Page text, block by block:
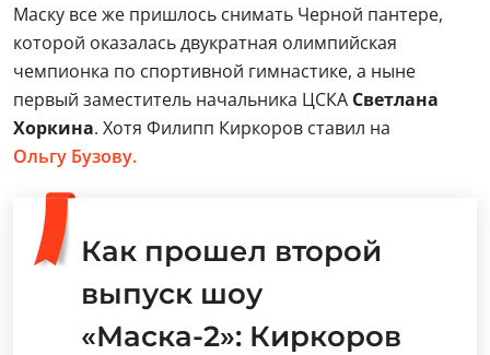
Маску все же пришлось снимать Черной пантере,
которой оказалась двукратная олимпийская
чемпионка по спортивной гимнастике, а ныне
первый заместитель начальника ЦСКА Светлана
Хоркина. Хотя Филипп Киркоров ставил на
Ольгу Бузову.
Как прошел второй
выпуск шоу
«Маска-2»: Киркоров